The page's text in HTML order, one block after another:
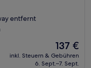
entfernt
Der
Preis
beträgt
137 €
inkl. Steuern & Gebühren
6. Sept.–7. Sept.